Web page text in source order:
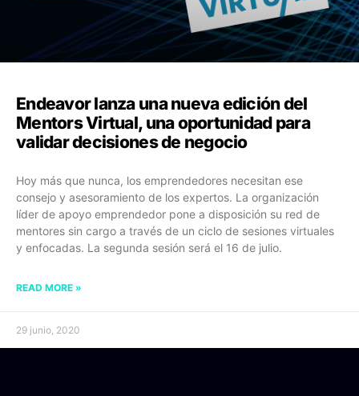
Endeavor lanza una nueva edición del
Mentors Virtual, una oportunidad para
validar decisiones de negocio
Hoy más que nunca, los emprendedores necesitan ese
consejo y asesoramiento de los expertos. La organización
líder de apoyo emprendedor pone a disposición su red de
mentores sin cargo a través de un ciclo de sesiones virtuales
y enfocadas. La segunda sesión será el 16 de julio.
READ MORE »
29 junio, 2020